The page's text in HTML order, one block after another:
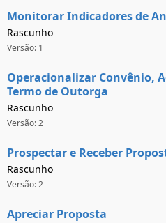
Monitorar Indicadores de
Rascunho
Versão: 1
Operacionalizar Convênio,
Termo de Outorga
Rascunho
Versão: 2
Prospectar e Receber
Rascunho
Versão: 2
Apreciar Proposta